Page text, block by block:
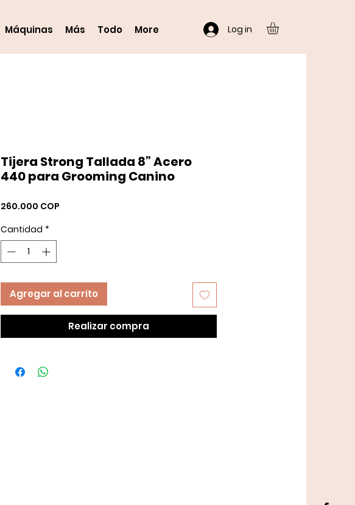
Máquinas Más Todo More Log in
Tijera Strong Tallada 8” Acero
440 para Grooming Canino
260.000 COP
Cantidad *
Agregar al carrito
Realizar compra